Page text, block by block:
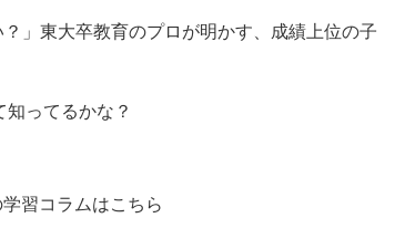
」東大卒教育のプロが明かす、成績上位の子
ってるかな？
習コラムはこちら